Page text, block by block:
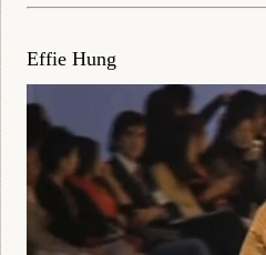
Effie Hung